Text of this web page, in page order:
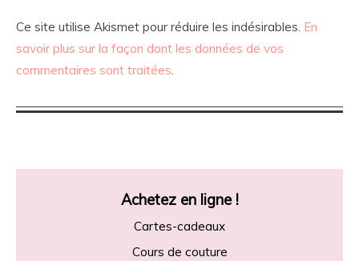
Ce site utilise Akismet pour réduire les indésirables. En
savoir plus sur la façon dont les données de vos
commentaires sont traitées.
Achetez en ligne !
Cartes-cadeaux
Cours de couture